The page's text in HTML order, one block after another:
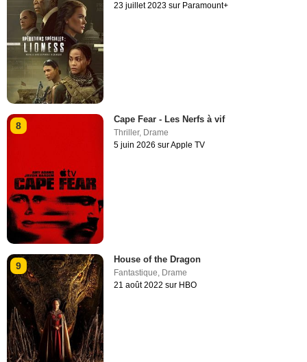
23 juillet 2023 sur Paramount+
8
Cape Fear - Les Nerfs à vif
Thriller, Drame
5 juin 2026 sur Apple TV
9
House of the Dragon
Fantastique Drame
21 août 2022 sur HBO